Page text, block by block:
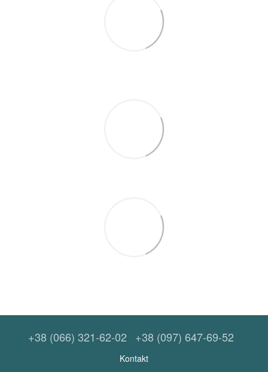
+38 (066) 321-62-02 +38 (097) 647-69-52
Kontakt